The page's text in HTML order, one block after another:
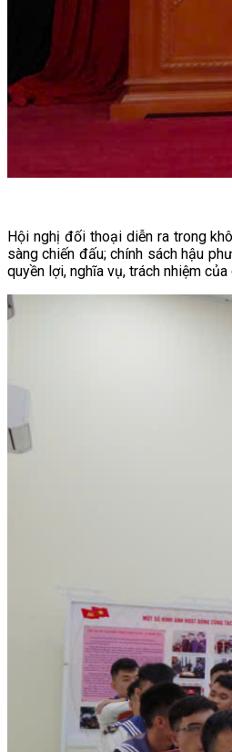
Hội nghị đối thoại diễn ra trong
sàng chiến đấu; chính sách hậu
quyền lợi, nghĩa vụ, trách nhiệm của